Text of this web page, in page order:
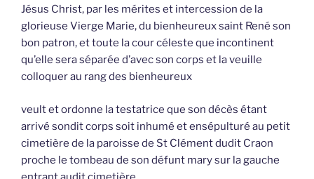
Jésus Christ, par les mérites et intercession de la
glorieuse Vierge Marie, du bienheureux saint René son
bon patron, et toute la cour céleste que incontinent
qu’elle sera séparée d’avec son corps et la veuille
colloquer au rang des bienheureux
veult et ordonne la testatrice que son décès étant
arrivé sondit corps soit inhumé et ensépulturé au petit
cimetière de la paroisse de St Clément dudit Craon
proche le tombeau de son défunt mary sur la gauche